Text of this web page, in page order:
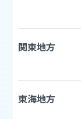
関東地方
東海地方